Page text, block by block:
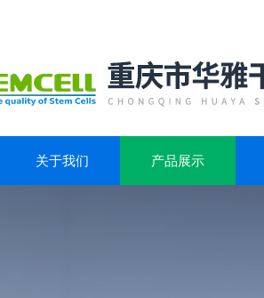
关于我们 产品展示